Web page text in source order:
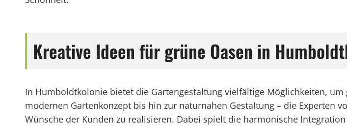
Kreative Ideen für grüne Oasen in
In Humboldtkolonie bietet die Gartengestaltung vielfältige Möglichkeiten,
modernen Gartenkonzept bis hin zur naturnahen Gestaltung – die Experten
Wünsche der Kunden zu realisieren. Dabei spielt die harmonische